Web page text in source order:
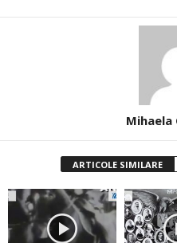
Mihaela
ARTICOLE SIMILARE